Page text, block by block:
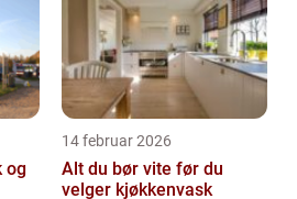
14 februar 2026
Alt du bør vite før du
velger kjøkkenvask